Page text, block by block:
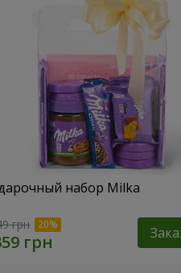
набор Milka
грн